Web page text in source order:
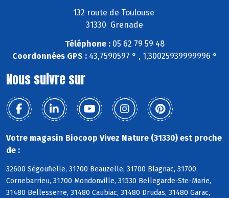
132 route de Toulouse
31330 Grenade
Téléphone :05 62 79 59 48
Coordonnées GPS :43,7590597 ° , 1,30025939999996 °
Nous suivre sur
Votre magasin Biocoop Vivez Nature (31330) est proche
de :
32600 Ségoufielle, 31700 Beauzelle, 31700 Blagnac, 31700
Cornebarrieu, 31700 Mondonville, 31530 Bellegarde-Ste-Marie,
31480 Bellesserre, 31480 Caubiac, 31480 Drudas, 31480 Garac,